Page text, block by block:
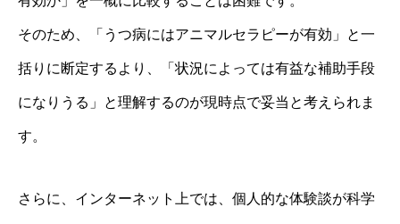
そのため、「うつ病にはアニマルセラピーが有効」と一
括りに断定するより、「状況によっては有益な補助手段
になりうる」と理解するのが現時点で妥当と考えられま
す。
さらに、インターネット上では、個人的な体験談が科学